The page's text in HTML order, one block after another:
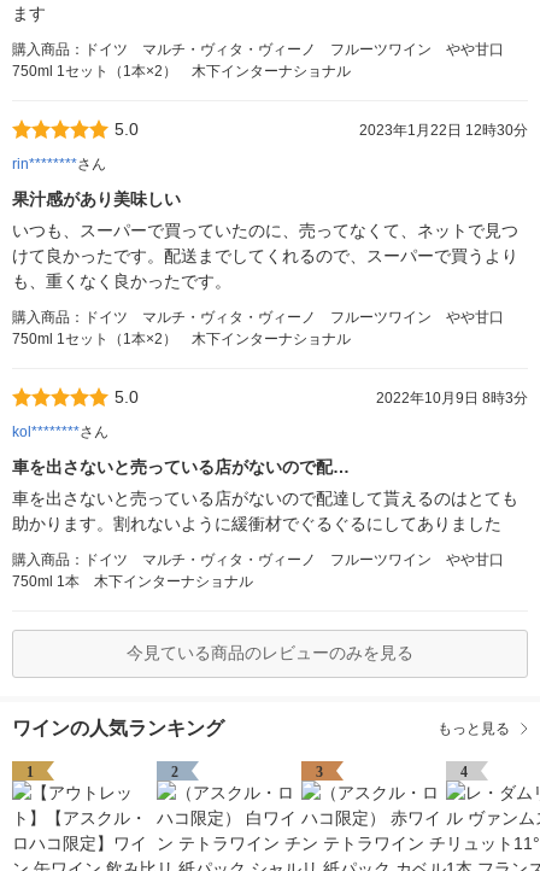
ます
購入商品：ドイツ マルチ・ヴィタ・ヴィーノ フルーツワイン やや甘口
750ml 1セット（1本×2） 木下インターナショナル
5.0
2023年1月22日 12時30分
rin********さん
果汁感があり美味しい
いつも、スーパーで買っていたのに、売ってなくて、ネットで見つ
けて良かったです。配送までしてくれるので、スーパーで買うより
も、重くなく良かったです。
購入商品：ドイツ マルチ・ヴィタ・ヴィーノ フルーツワイン やや甘口
750ml 1セット（1本×2） 木下インターナショナル
5.0
2022年10月9日 8時3分
kol********さん
車を出さないと売っている店がないので配…
車を出さないと売っている店がないので配達して貰えるのはとても
助かります。割れないように緩衝材でぐるぐるにしてありました
購入商品：ドイツ マルチ・ヴィタ・ヴィーノ フルーツワイン やや甘口
750ml 1本 木下インターナショナル
今見ている商品のレビューのみを見る
ワインの人気ランキング もっと見る
1 2 3 4